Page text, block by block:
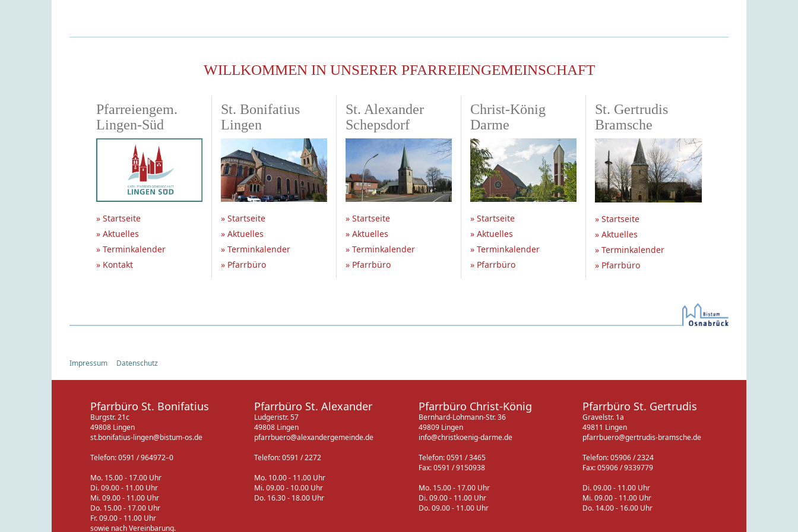
WILLKOMMEN IN UNSERER PFARREIENGEMEINSCHAFT
Pfarreiengem.
Lingen-Süd
» Startseite
» Aktuelles
» Terminkalender
» Kontakt
St. Bonifatius
Lingen
» Startseite
» Aktuelles
» Terminkalender
» Pfarrbüro
St. Alexander
Schepsdorf
» Startseite
» Aktuelles
» Terminkalender
» Pfarrbüro
Christ-König
Darme
» Startseite
» Aktuelles
» Terminkalender
» Pfarrbüro
St. Gertrudis
Bramsche
» Startseite
» Aktuelles
» Terminkalender
» Pfarrbüro
Impressum Datenschutz
Pfarrbüro St. Bonifatius
Burgstr. 21c
49808 Lingen
st.bonifatius-lingen@bistum-os.de
Telefon: 0591 / 964972–0
Mo. 15.00 - 17.00 Uhr
Di. 09.00 - 11.00 Uhr
Mi. 09.00 - 11.00 Uhr
Do. 15.00 - 17.00 Uhr
Fr. 09.00 - 11.00 Uhr
sowie nach Vereinbarung.
Pfarrbüro St. Alexander
Ludgeristr. 57
49808 Lingen
pfarrbuero@alexandergemeinde.de
Telefon: 0591 / 2272
Mo. 10.00 - 11.00 Uhr
Mi. 09.00 - 10.00 Uhr
Do. 16.30 - 18.00 Uhr
Pfarrbüro Christ-König
Bernhard-Lohmann-Str. 36
49809 Lingen
info@christkoenig-darme.de
Telefon: 0591 / 3465
Fax: 0591 / 9150938
Mo. 15.00 - 17.00 Uhr
Di. 09.00 - 11.00 Uhr
Do. 09.00 - 11.00 Uhr
Pfarrbüro St. Gertrudis
Gravelstr. 1a
49811 Lingen
pfarrbuero@gertrudis-bramsche.de
Telefon: 05906 / 2324
Fax: 05906 / 9339779
Di. 09.00 - 11.00 Uhr
Mi. 09.00 - 11.00 Uhr
Do. 14.00 - 16.00 Uhr